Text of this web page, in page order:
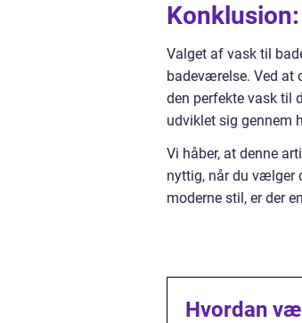
Konklusion:
Valget af vask til
badeværelse. Ved at
den perfekte vask til
udviklet sig gennem
Vi håber, at denne
nyttig, når du vælger
moderne stil, er der
Hvordan